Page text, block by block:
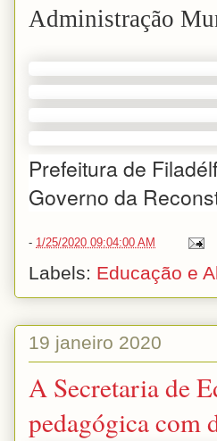
Administração
Prefeitura de
Governo da
- 1/25/2020 09:04:00 AM
Labels: Educação e
19 janeiro 2020
A Secretaria de
pedagógica com